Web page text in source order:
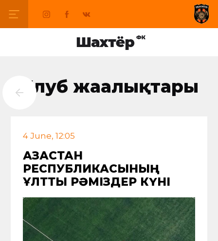
Клуб жаңалықтары
4 June, 12:05
ҚАЗАҚСТАН
РЕСПУБЛИКАСЫНЫҢ
ҰЛТТЫҚ РӘМІЗДЕР КҮНІ